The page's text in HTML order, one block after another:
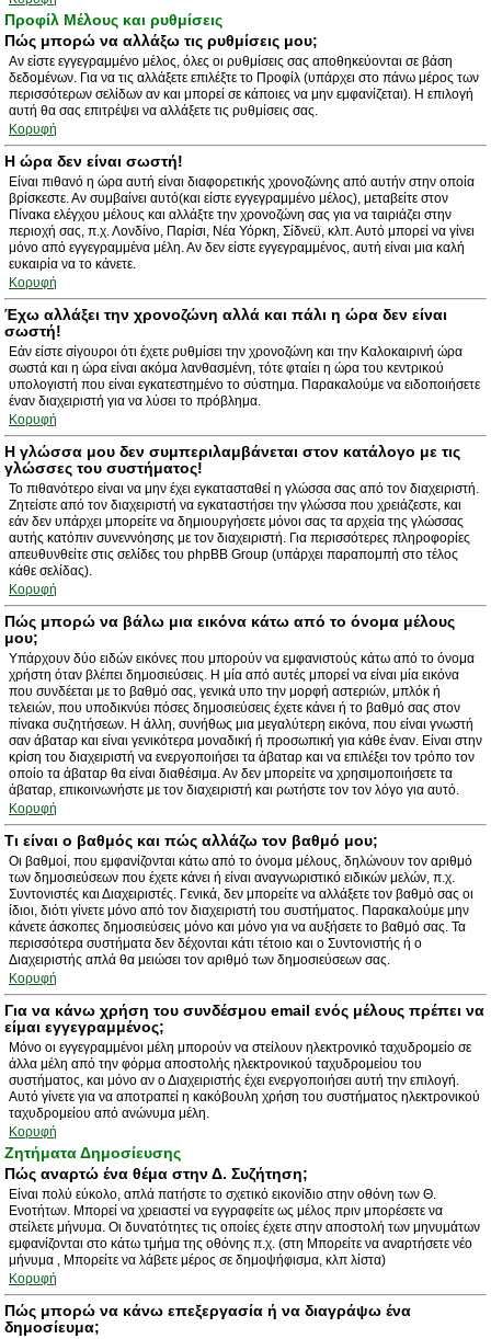
Προφίλ Μέλους και ρυθμίσεις
Πώς μπορώ να αλλάξω τις ρυθμίσεις μου;
Αν είστε εγγεγραμμένο μέλος, όλες οι ρυθμίσεις σας αποθηκεύονται σε βάση
δεδομένων. Για να τις αλλάξετε επιλέξτε το Προφίλ (υπάρχει στο πάνω μέρος των
περισσότερων σελίδων αν και μπορεί σε κάποιες να μην εμφανίζεται). Η επιλογή
αυτή θα σας επιτρέψει να αλλάξετε τις ρυθμίσεις σας.
Κορυφή
Η ώρα δεν είναι σωστή!
Είναι πιθανό η ώρα αυτή είναι διαφορετικής χρονοζώνης από αυτήν στην οποία
βρίσκεστε. Αν συμβαίνει αυτό(και είστε εγγεγραμμένο μέλος), μεταβείτε στον
Πίνακα ελέγχου μέλους και αλλάξτε την χρονοζώνη σας για να ταιριάζει στην
περιοχή σας, π.χ. Λονδίνο, Παρίσι, Νέα Υόρκη, Σίδνεϋ, κλπ. Αυτό μπορεί να γίνει
μόνο από εγγεγραμμένα μέλη. Αν δεν είστε εγγεγραμμένος, αυτή είναι μια καλή
ευκαιρία να το κάνετε.
Κορυφή
Έχω αλλάξει την χρονοζώνη αλλά και πάλι η ώρα δεν είναι
σωστή!
Εάν είστε σίγουροι ότι έχετε ρυθμίσει την χρονοζώνη και την Καλοκαιρινή ώρα
σωστά και η ώρα είναι ακόμα λανθασμένη, τότε φταίει η ώρα του κεντρικού
υπολογιστή που είναι εγκατεστημένο το σύστημα. Παρακαλούμε να ειδοποιήσετε
έναν διαχειριστή για να λύσει το πρόβλημα.
Κορυφή
Η γλώσσα μου δεν συμπεριλαμβάνεται στον κατάλογο με τις
γλώσσες του συστήματος!
Το πιθανότερο είναι να μην έχει εγκατασταθεί η γλώσσα σας από τον διαχειριστή.
Ζητείστε από τον διαχειριστή να εγκαταστήσει την γλώσσα που χρειάζεστε, και
εάν δεν υπάρχει μπορείτε να δημιουργήσετε μόνοι σας τα αρχεία της γλώσσας
αυτής κατόπιν συνεννόησης με τον διαχειριστή. Για περισσότερες πληροφορίες
απευθυνθείτε στις σελίδες του phpBB Group (υπάρχει παραπομπή στο τέλος
κάθε σελίδας).
Κορυφή
Πώς μπορώ να βάλω μια εικόνα κάτω από το όνομα μέλους
μου;
Υπάρχουν δύο ειδών εικόνες που μπορούν να εμφανιστούς κάτω από το όνομα
χρήστη όταν βλέπει δημοσιεύσεις. Η μία από αυτές μπορεί να είναι μία εικόνα
που συνδέεται με το βαθμό σας, γενικά υπο την μορφή αστεριών, μπλόκ ή
τελειών, που υποδικνύει πόσες δημοσιεύσεις έχετε κάνει ή το βαθμό σας στον
πίνακα συζητήσεων. Η άλλη, συνήθως μια μεγαλύτερη εικόνα, που είναι γνωστή
σαν άβαταρ και είναι γενικότερα μοναδική ή προσωπική για κάθε έναν. Είναι στην
κρίση του διαχειριστή να ενεργοποιήσει τα άβαταρ και να επιλέξει τον τρόπο τον
οποίο τα άβαταρ θα είναι διαθέσιμα. Αν δεν μπορείτε να χρησιμοποιήσετε τα
άβαταρ, επικοινωνήστε με τον διαχειριστή και ρωτήστε τον τον λόγο για αυτό.
Κορυφή
Τι είναι ο βαθμός και πώς αλλάζω τον βαθμό μου;
Οι βαθμοί, που εμφανίζονται κάτω από το όνομα μέλους, δηλώνουν τον αριθμό
των δημοσιεύσεων που έχετε κάνει ή είναι αναγνωριστικό ειδικών μελών, π.χ.
Συντονιστές και Διαχειριστές. Γενικά, δεν μπορείτε να αλλάξετε τον βαθμό σας οι
ίδιοι, διότι γίνετε μόνο από τον διαχειριστή του συστήματος. Παρακαλούμε μην
κάνετε άσκοπες δημοσιεύσεις μόνο και μόνο για να αυξήσετε το βαθμό σας. Τα
περισσότερα συστήματα δεν δέχονται κάτι τέτοιο και ο Συντονιστής ή ο
Διαχειριστής απλά θα μειώσει τον αριθμό των δημοσιεύσεων σας.
Κορυφή
Για να κάνω χρήση του συνδέσμου email ενός μέλους πρέπει να
είμαι εγγεγραμμένος;
Μόνο οι εγγεγραμμένοι μέλη μπορούν να στείλουν ηλεκτρονικό ταχυδρομείο σε
άλλα μέλη από την φόρμα αποστολής ηλεκτρονικού ταχυδρομείου του
συστήματος, και μόνο αν ο Διαχειριστής έχει ενεργοποιήσει αυτή την επιλογή.
Αυτό γίνετε για να αποτραπεί η κακόβουλη χρήση του συστήματος ηλεκτρονικού
ταχυδρομείου από ανώνυμα μέλη.
Κορυφή
Ζητήματα Δημοσίευσης
Πώς αναρτώ ένα θέμα στην Δ. Συζήτηση;
Είναι πολύ εύκολο, απλά πατήστε το σχετικό εικονίδιο στην οθόνη των Θ.
Ενοτήτων. Μπορεί να χρειαστεί να εγγραφείτε ως μέλος πριν μπορέσετε να
στείλετε μήνυμα. Οι δυνατότητες τις οποίες έχετε στην αποστολή των μηνυμάτων
εμφανίζονται στο κάτω τμήμα της οθόνης π.χ. (στη Μπορείτε να αναρτήσετε νέο
μήνυμα , Μπορείτε να λάβετε μέρος σε δημοψήφισμα, κλπ λίστα)
Κορυφή
Πώς μπορώ να κάνω επεξεργασία ή να διαγράψω ένα
δημοσίευμα;